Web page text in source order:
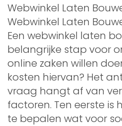
Webwinkel Laten
Webwinkel Laten
Een webwinkel laten
belangrijke stap voor
online zaken willen
kosten hiervan? Het
vraag hangt af van
factoren. Ten eerste is
te bepalen wat voor